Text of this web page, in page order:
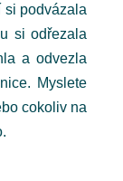
si podvázala
si odřezala
a odvezla
Myslete
cokoliv na